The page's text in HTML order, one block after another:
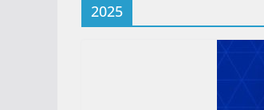
2025